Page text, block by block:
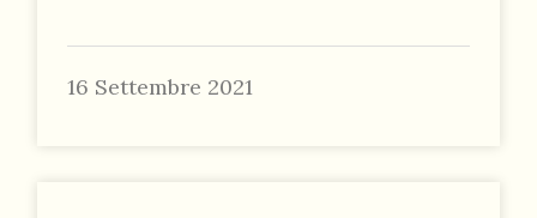
16 Settembre 2021